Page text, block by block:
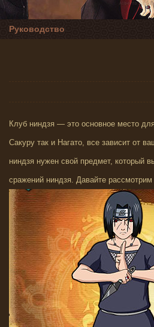
Руководство
Клуб ниндзя — это основное место
Сакуру так и Нагато, все зависит от
ниндзя нужен свой предмет, который
сражений ниндзя. Давайте